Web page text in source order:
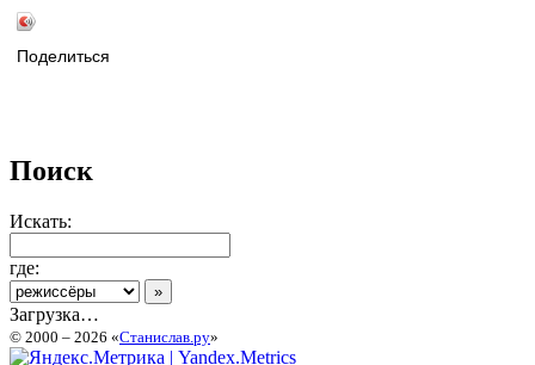
Поделиться
Поиск
Искать:
где:
Загрузка…
© 2000 – 2026 «Станислав.ру»